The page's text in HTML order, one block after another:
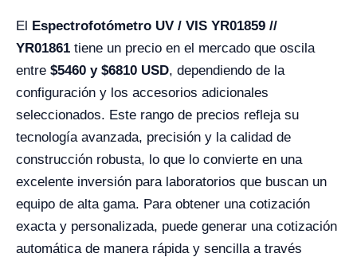
El Espectrofotómetro UV / VIS YR01859 //
YR01861 tiene un precio en el mercado que oscila
entre $5460 y $6810 USD, dependiendo de la
configuración y los accesorios adicionales
seleccionados. Este rango de precios refleja su
tecnología avanzada, precisión y la calidad de
construcción robusta, lo que lo convierte en una
excelente inversión para laboratorios que buscan un
equipo de alta gama. Para obtener una cotización
exacta y personalizada, puede generar una cotización
automática de manera rápida y sencilla a través